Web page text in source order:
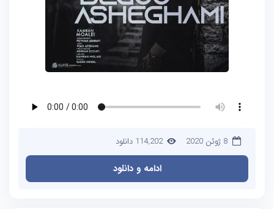
8 ژوئن 2020 114,202 دانلود
ادامه و دانلود